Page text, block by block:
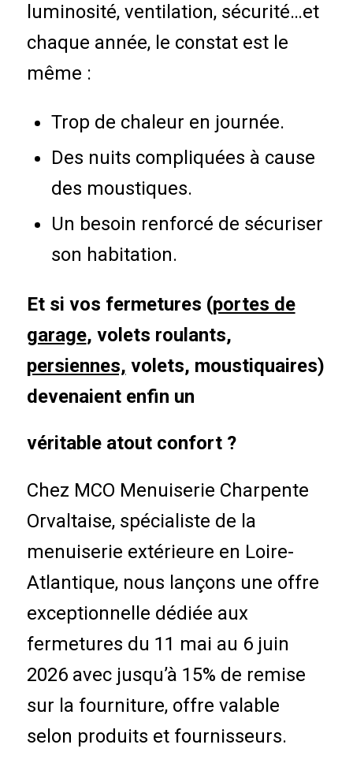
luminosité, ventilation, sécurité…et
chaque année, le constat est le
même :
Trop de chaleur en journée.
Des nuits compliquées à cause
des moustiques.
Un besoin renforcé de sécuriser
son habitation.
Et si vos fermetures (portes de
garage, volets roulants,
persiennes, volets, moustiquaires)
devenaient enfin un
véritable atout confort ?
Chez MCO Menuiserie Charpente
Orvaltaise, spécialiste de la
menuiserie extérieure en Loire-
Atlantique, nous lançons une offre
exceptionnelle dédiée aux
fermetures du 11 mai au 6 juin
2026 avec jusqu’à 15% de remise
sur la fourniture, offre valable
selon produits et fournisseurs.